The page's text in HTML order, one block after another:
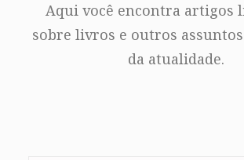
Aqui você encontra artigos
sobre livros e outros
da atualidade.